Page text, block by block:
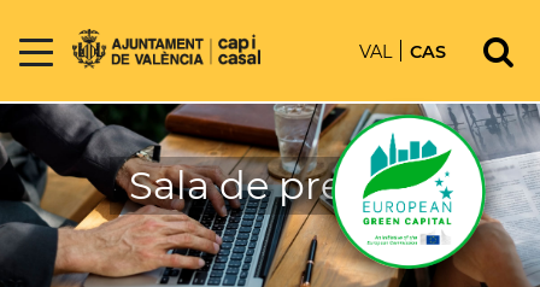
VAL CAS
Sala de prensa